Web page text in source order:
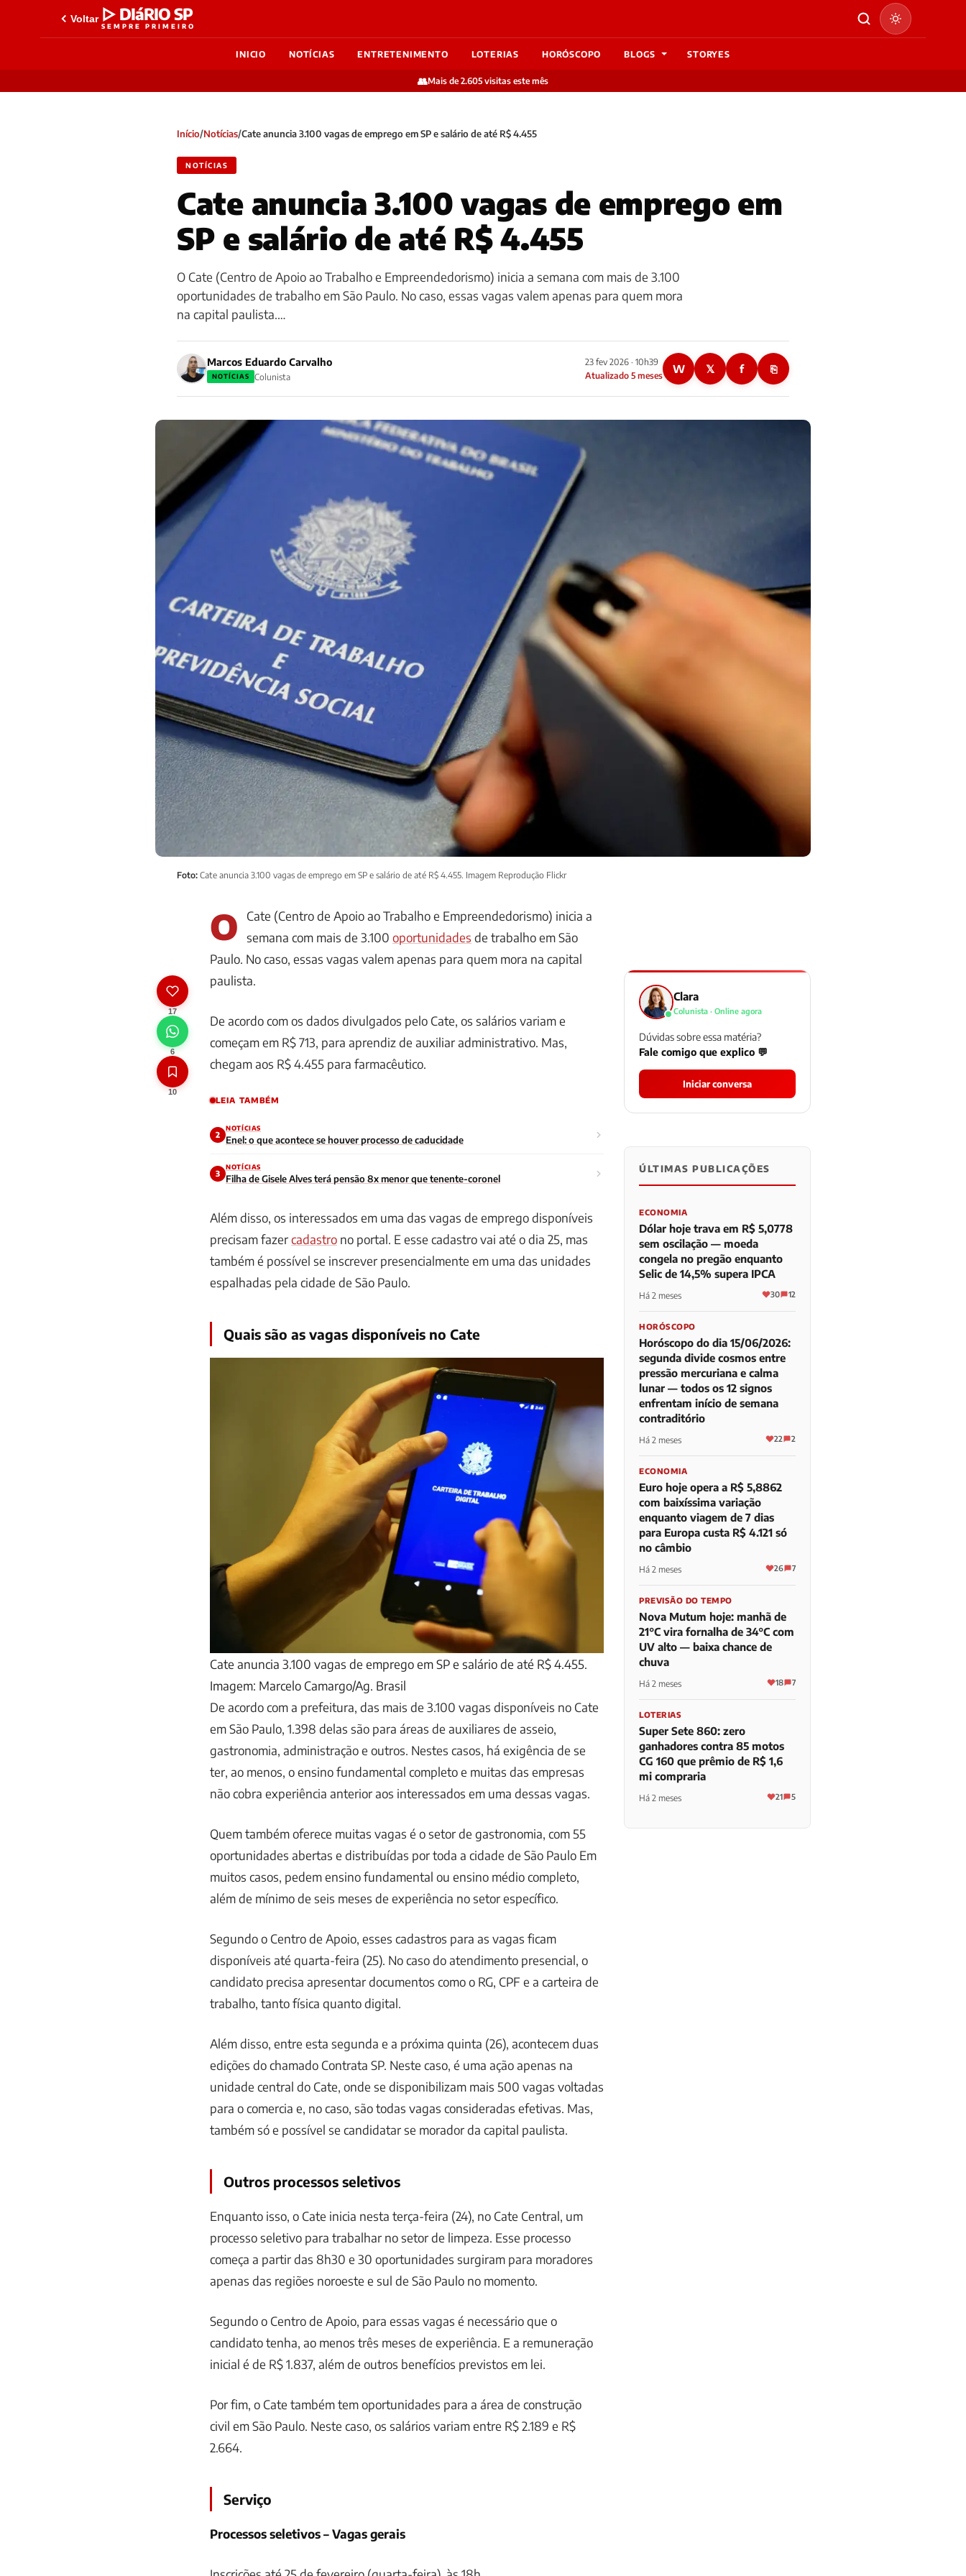
Voltar ▷ DIáRIO SP
SEMPRE PRIMEIRO
INICIO NOTÍCIAS ENTRETENIMENTO LOTERIAS HORÓSCOPO BLOGS STORYES
👥Mais de 2.605 visitas este mês
Início/Notícias/Cate anuncia 3.100 vagas de emprego em SP e salário de até R$ 4.455
NOTÍCIAS
Cate anuncia 3.100 vagas de emprego em
SP e salário de até R$ 4.455
O Cate (Centro de Apoio ao Trabalho e Empreendedorismo) inicia a semana com mais de 3.100
oportunidades de trabalho em São Paulo. No caso, essas vagas valem apenas para quem mora
na capital paulista.…
Marcos Eduardo Carvalho
NOTÍCIAS Colunista
23 fev 2026 · 10h39
Atualizado 5 meses
W 𝕏 f ⎘
Foto: Cate anuncia 3.100 vagas de emprego em SP e salário de até R$ 4.455. Imagem Reprodução Flickr
17
6
10
O
Cate (Centro de Apoio ao Trabalho e Empreendedorismo) inicia a
semana com mais de 3.100 oportunidades de trabalho em São
Paulo. No caso, essas vagas valem apenas para quem mora na capital
paulista.
De acordo com os dados divulgados pelo Cate, os salários variam e
começam em R$ 713, para aprendiz de auxiliar administrativo. Mas,
chegam aos R$ 4.455 para farmacêutico.
LEIA TAMBÉM
2
NOTÍCIAS
Enel: o que acontece se houver processo de caducidade
3
NOTÍCIAS
Filha de Gisele Alves terá pensão 8x menor que tenente-coronel
Além disso, os interessados em uma das vagas de emprego disponíveis
precisam fazercadastro no portal. E esse cadastro vai até o dia 25, mas
também é possível se inscrever presencialmente em uma das unidades
espalhadas pela cidade de São Paulo.
Quais são as vagas disponíveis no Cate
Cate anuncia 3.100 vagas de emprego em SP e salário de até R$ 4.455.
Imagem: Marcelo Camargo/Ag. Brasil
De acordo com a prefeitura, das mais de 3.100 vagas disponíveis no Cate
em São Paulo, 1.398 delas são para áreas de auxiliares de asseio,
gastronomia, administração e outros. Nestes casos, há exigência de se
ter, ao menos, o ensino fundamental completo e muitas das empresas
não cobra experiência anterior aos interessados em uma dessas vagas.
Quem também oferece muitas vagas é o setor de gastronomia, com 55
oportunidades abertas e distribuídas por toda a cidade de São Paulo Em
muitos casos, pedem ensino fundamental ou ensino médio completo,
além de mínimo de seis meses de experiência no setor específico.
Segundo o Centro de Apoio, esses cadastros para as vagas ficam
disponíveis até quarta-feira (25). No caso do atendimento presencial, o
candidato precisa apresentar documentos como o RG, CPF e a carteira de
trabalho, tanto física quanto digital.
Além disso, entre esta segunda e a próxima quinta (26), acontecem duas
edições do chamado Contrata SP. Neste caso, é uma ação apenas na
unidade central do Cate, onde se disponibilizam mais 500 vagas voltadas
para o comercia e, no caso, são todas vagas consideradas efetivas. Mas,
também só e possível se candidatar se morador da capital paulista.
Outros processos seletivos
Enquanto isso, o Cate inicia nesta terça-feira (24), no Cate Central, um
processo seletivo para trabalhar no setor de limpeza. Esse processo
começa a partir das 8h30 e 30 oportunidades surgiram para moradores
apenas das regiões noroeste e sul de São Paulo no momento.
Segundo o Centro de Apoio, para essas vagas é necessário que o
candidato tenha, ao menos três meses de experiência. E a remuneração
inicial é de R$ 1.837, além de outros benefícios previstos em lei.
Por fim, o Cate também tem oportunidades para a área de construção
civil em São Paulo. Neste caso, os salários variam entre R$ 2.189 e R$
2.664.
Serviço
Processos seletivos – Vagas gerais
Clara
Colunista · Online agora
Dúvidas sobre essa matéria?
Fale comigo que explico 💬
Iniciar conversa
0 0 0
ÚLTIMAS PUBLICAÇÕES
ECONOMIA
Dólar hoje trava em R$ 5,0778
sem oscilação — moeda
congela no pregão enquanto
Selic de 14,5% supera IPCA
Há 2 meses 30 12
HORÓSCOPO
Horóscopo do dia 15/06/2026:
segunda divide cosmos entre
pressão mercuriana e calma
lunar — todos os 12 signos
enfrentam início de semana
contraditório
Há 2 meses 22 2
ECONOMIA
Euro hoje opera a R$ 5,8862
com baixíssima variação
enquanto viagem de 7 dias
para Europa custa R$ 4.121 só
no câmbio
Há 2 meses 26 7
PREVISÃO DO TEMPO
Nova Mutum hoje: manhã de
21°C vira fornalha de 34°C com
UV alto — baixa chance de
chuva
Há 2 meses 18 7
LOTERIAS
Super Sete 860: zero
ganhadores contra 85 motos
CG 160 que prêmio de R$ 1,6
mi compraria
Há 2 meses 21 5